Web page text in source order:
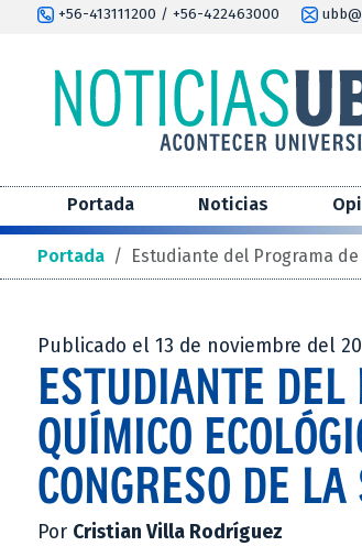
+56-413111200 / +56-422463000
Portada Noticias
Portada / Estudiante del Programa
Publicado el 13 de noviembre del
ESTUDIANTE
QUÍMICO
CONGRESO DE
Por Cristian Villa Rodríguez